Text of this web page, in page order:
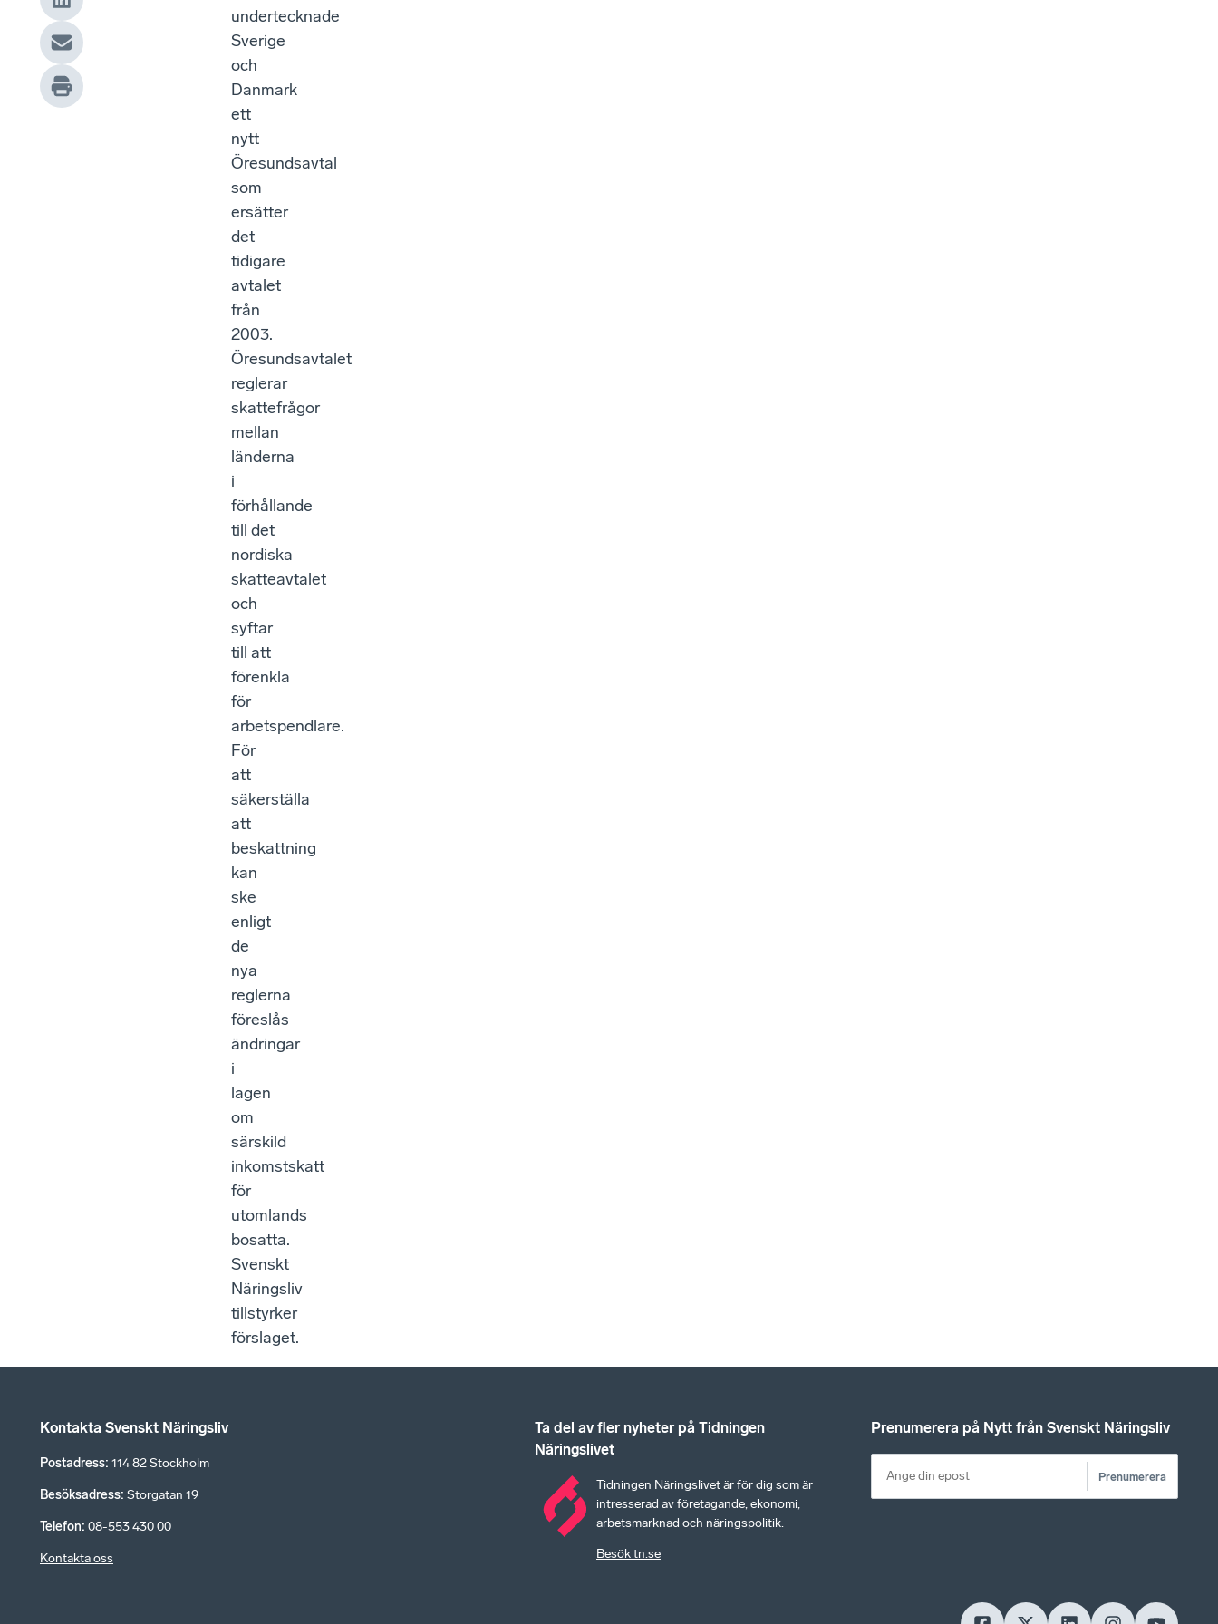
undertecknade
Sverige
och
Danmark
ett
nytt
Öresundsavtal
som
ersätter
det
tidigare
avtalet
från
2003.
Öresundsavtalet
reglerar
skattefrågor
mellan
länderna
i
förhållande
till det
nordiska
skatteavtalet
och
syftar
till att
förenkla
för
arbetspendlare.
För
att
säkerställa
att
beskattning
kan
ske
enligt
de
nya
reglerna
föreslås
ändringar
i
lagen
om
särskild
inkomstskatt
för
utomlands
bosatta.
Svenskt
Näringsliv
tillstyrker
förslaget.
Kontakta Svenskt Näringsliv
Postadress: 114 82 Stockholm
Besöksadress: Storgatan 19
Telefon: 08-553 430 00
Kontakta oss
Ta del av fler nyheter på Tidningen
Näringslivet
Tidningen Näringslivet är för dig som är
intresserad av företagande, ekonomi,
arbetsmarknad och näringspolitik.
Besök tn.se
Prenumerera på Nytt från Svenskt Näringsliv
Prenumerera